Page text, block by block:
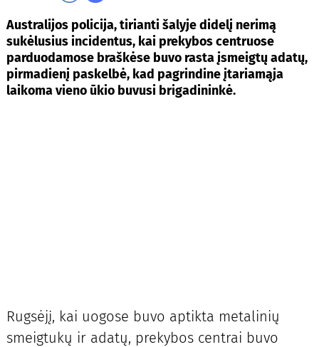
Australijos policija, tirianti šalyje didelį nerimą
sukėlusius incidentus, kai prekybos centruose
parduodamose braškėse buvo rasta įsmeigtų adatų,
pirmadienį paskelbė, kad pagrindine įtariamąja
laikoma vieno ūkio buvusi brigadininkė.
Rugsėjį, kai uogose buvo aptikta metalinių
smeigtukų ir adatų, prekybos centrai buvo